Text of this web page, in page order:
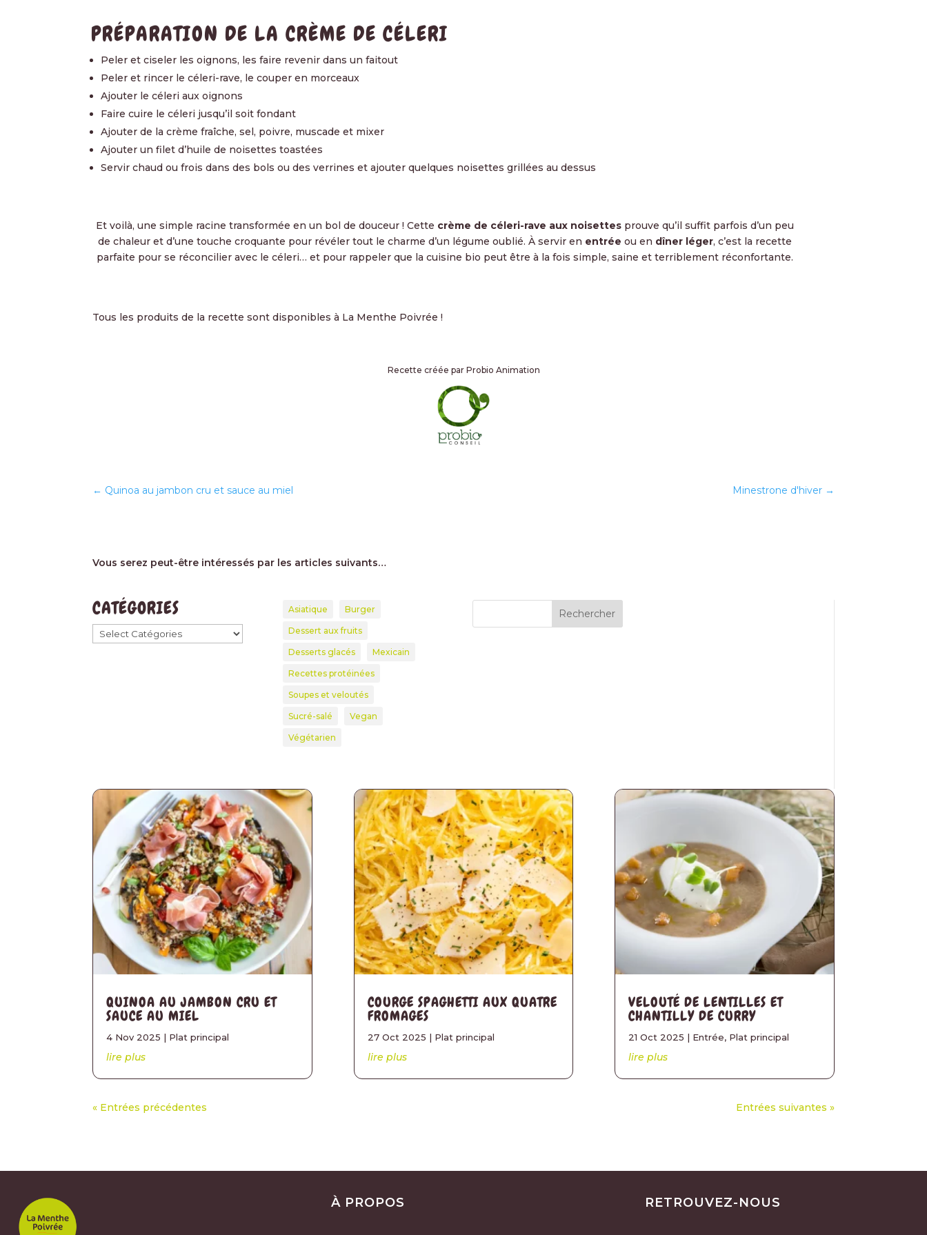
PRÉPARATION DE LA CRÈME DE CÉLERI
Peler et ciseler les oignons, les faire revenir dans un faitout
Peler et rincer le céleri-rave, le couper en morceaux
Ajouter le céleri aux oignons
Faire cuire le céleri jusqu’il soit fondant
Ajouter de la crème fraîche, sel, poivre, muscade et mixer
Ajouter un filet d’huile de noisettes toastées
Servir chaud ou frois dans des bols ou des verrines et ajouter quelques noisettes grillées au dessus
Et voilà, une simple racine transformée en un bol de douceur ! Cette crème de céleri-rave aux noisettes prouve qu’il suffit parfois d’un peu
de chaleur et d’une touche croquante pour révéler tout le charme d’un légume oublié. À servir en entrée ou en dîner léger, c’est la recette
parfaite pour se réconcilier avec le céleri… et pour rappeler que la cuisine bio peut être à la fois simple, saine et terriblement réconfortante.
Tous les produits de la recette sont disponibles à La Menthe Poivrée !
Recette créée par Probio Animation
← Quinoa au jambon cru et sauce au miel Minestrone d'hiver→
Vous serez peut-être intéressés par les articles suivants…
CATÉGORIES Asiatique Burger
Dessert aux fruits
Desserts glacés Mexicain
Recettes protéinées
Soupes et veloutés
Sucré-salé Vegan
Végétarien
Rechercher
QUINOA AU JAMBON CRU ET
SAUCE AU MIEL
4 Nov 2025 | Plat principal
lire plus
COURGE SPAGHETTI AUX QUATRE
FROMAGES
27 Oct 2025 | Plat principal
lire plus
VELOUTÉ DE LENTILLES ET
CHANTILLY DE CURRY
21 Oct 2025 | Entrée, Plat principal
lire plus
« Entrées précédentes Entrées suivantes »
À PROPOS RETROUVEZ-NOUS